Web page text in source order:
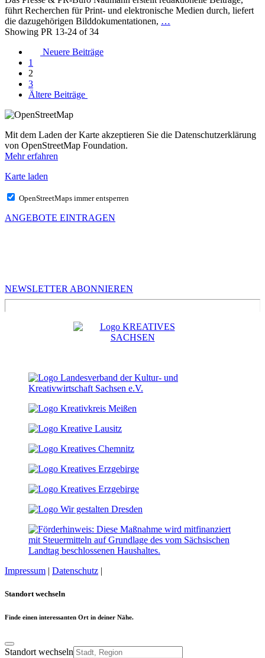
führt Recherchen für Print- und elektronische Medien durch, liefert
die dazugehörigen Bilddokumentationen, …
Showing PR 13-24 of 34
Posts
navigation
Neuere Beiträge
1
2
3
Ältere Beiträge
Mit dem Laden der Karte akzeptieren Sie die Datenschutzerklärung
von OpenStreetMap Foundation.
Mehr erfahren
Karte laden
OpenStreetMaps immer entsperren
ANGEBOTE EINTRAGEN
NEWSLETTER ABONNIEREN
Impressum | Datenschutz |
Standort wechseln
Finde einen interessanten Ort in deiner Nähe.
Standort wechseln